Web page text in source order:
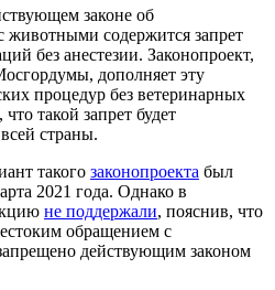
законе об
животными содержится запрет
без анестезии. Законопроект,
дополняет эту
процедур без ветеринарных
такой запрет будет
страны.
такого законопроекта был
2021 года. Однако в
не поддержали, пояснив, что
обращением с
действующим законом